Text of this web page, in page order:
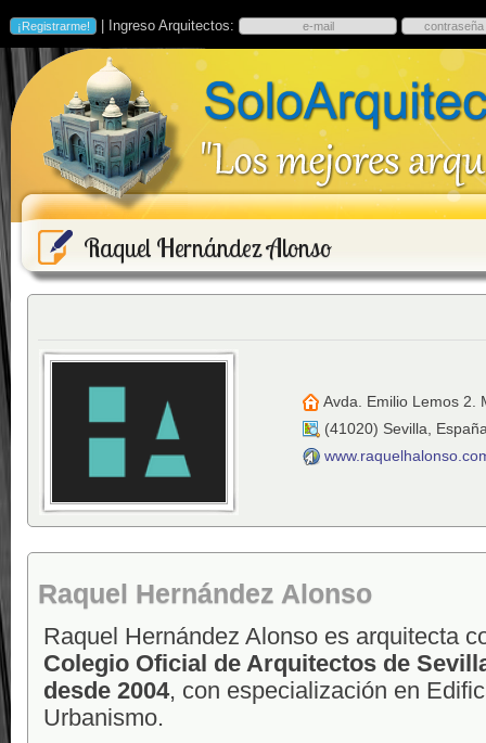
| Ingreso Arquitectos:
Raquel Hernández Alonso
Avda. Emilio Lemos 2.
(41020) Sevilla
Raquel Hernández Alonso
Raquel Hernández Alonso es arquitecta
Colegio Oficial de Arquitectos de
desde 2004, con especialización en
Urbanismo.